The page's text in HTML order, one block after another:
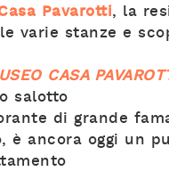
Pavarotti, la
varie stanze e
CASA
salotto
di grande
è ancora oggi un